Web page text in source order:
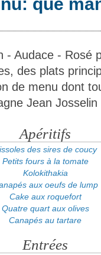
- Audace - Rosé
des plats
de menu dont
Jean
Apéritifs
des sires de coucy
Petits fours à la tomate
Kolokithakia
aux oeufs de lump
Cake aux roquefort
Quatre quart aux olives
Canapés au tartare
Entrées